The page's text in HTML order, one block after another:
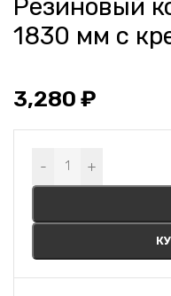
Резиновый
1830 мм с
3,280 ₽
- +
Alternative: